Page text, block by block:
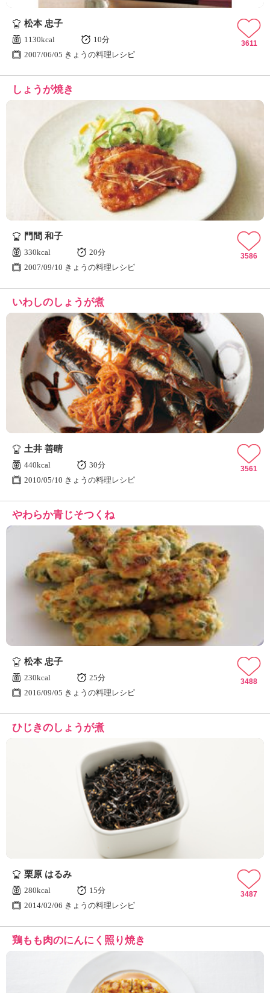
松本 忠子
1130kcal
10分
2007/06/05 きょうの料理レシピ
3611
しょうが焼き
門間 和子
330kcal
20分
2007/09/10 きょうの料理レシピ
3586
いわしのしょうが煮
土井 善晴
440kcal
30分
2010/05/10 きょうの料理レシピ
3561
やわらか青じそつくね
松本 忠子
230kcal
25分
2016/09/05 きょうの料理レシピ
3488
ひじきのしょうが煮
栗原 はるみ
280kcal
15分
2014/02/06 きょうの料理レシピ
3487
鶏もも肉のにんにく照り焼き